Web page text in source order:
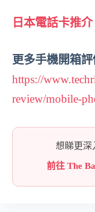
日本電話卡推介
更多手機開箱評
https://
review/mobile-
想睇更深
前往 The